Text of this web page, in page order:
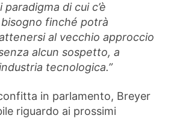
di cui c’è
finché potrà
al vecchio approccio
alcun sospetto, a
tecnologica.”
in parlamento, Breyer
riguardo ai prossimi